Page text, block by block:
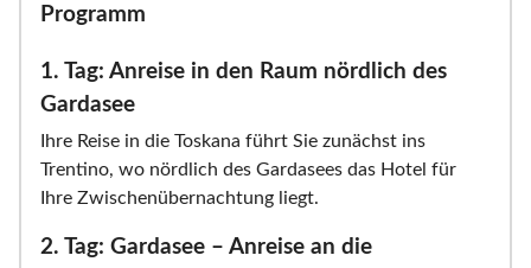
Programm
1. Tag: Anreise in den Raum nördlich des
Gardasee
Ihre Reise in die Toskana führt Sie zunächst ins
Trentino, wo nördlich des Gardasees das Hotel für
Ihre Zwischenübernachtung liegt.
2. Tag: Gardasee – Anreise an die